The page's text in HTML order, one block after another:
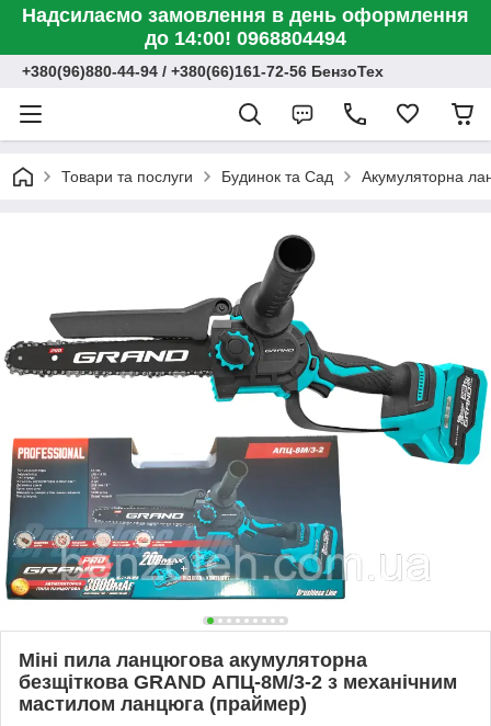
Надсилаємо замовлення в день оформлення
до 14:00! 0968804494
+380(96)880-44-94 / +380(66)161-72-56 БензоТех
Товари та послуги Будинок та Сад Акумуляторна
Міні пила ланцюгова акумуляторна
безщіткова GRAND АПЦ-8М/3-2 з механічним
мастилом ланцюга (праймер)